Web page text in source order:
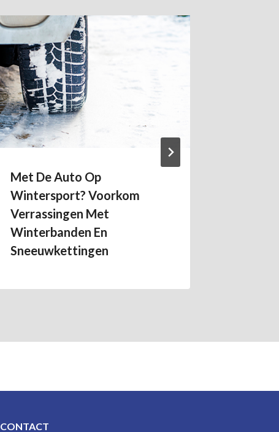
Met De Auto Op
Wintersport? Voorkom
Verrassingen Met
Winterbanden En
Sneeuwkettingen
CONTACT